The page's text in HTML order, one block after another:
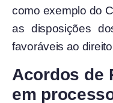
como exemplo do
as disposições
favoráveis ao
Acordos de
em